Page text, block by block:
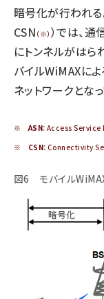
暗号化が行われる
CSN （※） ）では、
にトンネルがはら
バイルWiMAXによ
ネットワークとな
※ASN：Access
※ CSN：Connectivity
図6 モバイルWiMAX